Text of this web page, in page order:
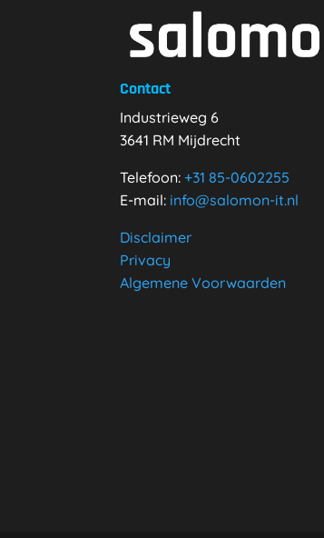
Contact
Industrieweg 6
3641 RM Mijdrecht
Telefoon: +31 85-0602255
E-mail: info@salomon-it.nl
Disclaimer
Privacy
Algemene Voorwaarden